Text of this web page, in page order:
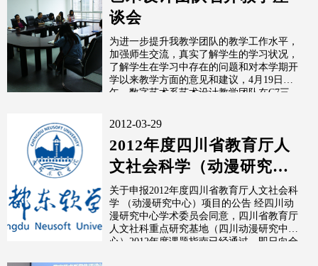
谈会
为进一步提升我教学团队的教学工作水平，
加强师生交流，真实了解学生的学习状况，
了解学生在学习中存在的问题和对本学期开
学以来教学方面的意见和建议，4月19日中
午，数字艺术系艺术设计教学团队在C7三
2012-03-29
2012年度四川省教育厅人
文社会科学（动漫研究中
心）项目申报通知
关于申报2012年度四川省教育厅人文社会科
学 （动漫研究中心）项目的公告 经四川动
漫研究中心学术委员会同意，四川省教育厅
人文社科重点研究基地（四川动漫研究中
心）2012年度课题指南已经通过，即日向全